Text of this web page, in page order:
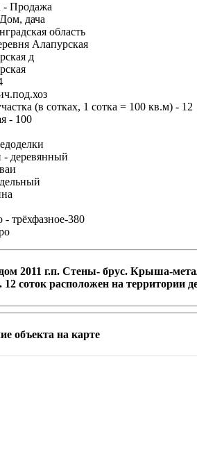
- Продажа
Дом, дача
область
Алапурская
д
(в сотках, 1 сотка = 100 кв.м) - 12
- 100
- деревянный
- трёхфазное-380
2011 г.п. Стены- брус. Крыша-
соток расположен на территории
объекта на карте